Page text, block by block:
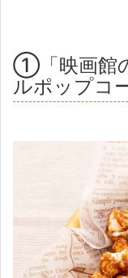
①「映画館
ルポップコ